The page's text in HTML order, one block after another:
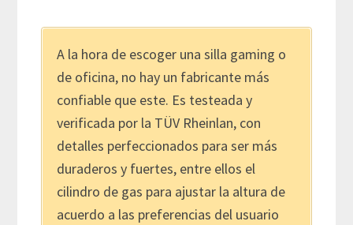
A la hora de escoger una silla gaming o
de oficina, no hay un fabricante más
confiable que este. Es testeada y
verificada por la TÜV Rheinlan, con
detalles perfeccionados para ser más
duraderos y fuertes, entre ellos el
cilindro de gas para ajustar la altura de
acuerdo a las preferencias del usuario